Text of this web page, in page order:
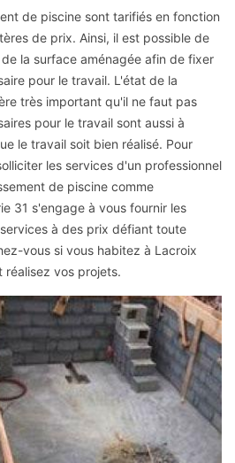
de piscine sont tarifiés en fonction
de prix. Ainsi, il est possible de
la surface aménagée afin de fixer
pour le travail. L'état de la
très important qu'il ne faut pas
pour le travail sont aussi à
le travail soit bien réalisé. Pour
les services d'un professionnel
de piscine comme
31 s'engage à vous fournir les
à des prix défiant toute
vous si vous habitez à Lacroix
réalisez vos projets.